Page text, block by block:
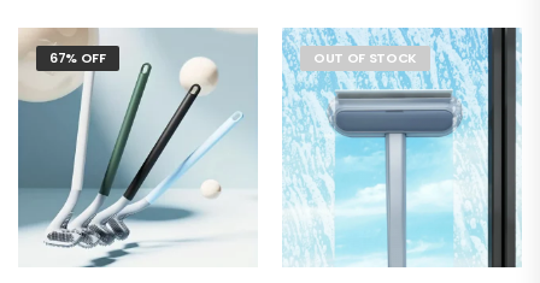
67% OFF OUT OF STOCK